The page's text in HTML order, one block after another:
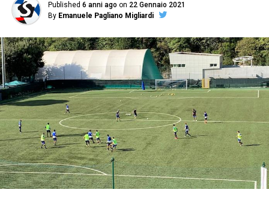
Published 6 anni ago on 22 Gennaio 2021
By Emanuele Pagliano Migliardi